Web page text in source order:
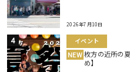
2026年7月10日
イベント
NEW 枚方の近所の
め】